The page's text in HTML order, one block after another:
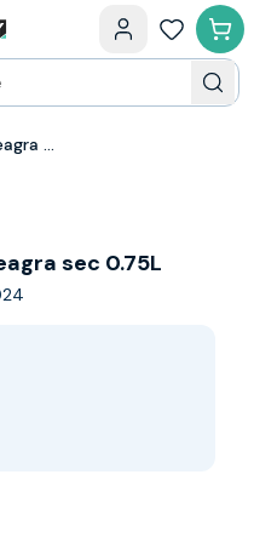
Valahorum Feteasca Neagra sec 0.75L
sec 0.75L